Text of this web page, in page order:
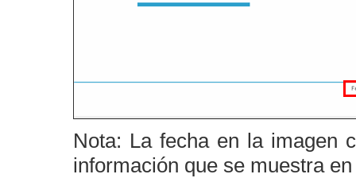
Nota: La fecha en la imagen
información que se muestra